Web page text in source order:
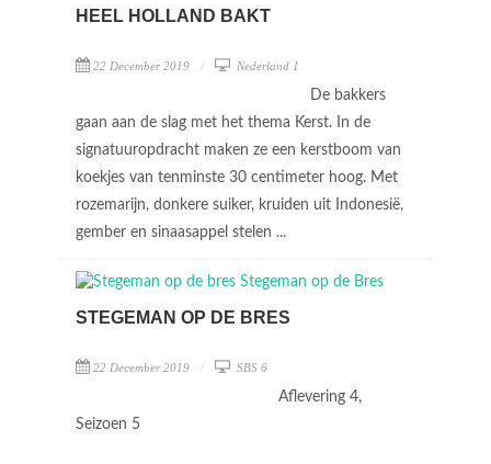
HEEL HOLLAND BAKT
22 December 2019 Nederland 1
De bakkers
gaan aan de slag met het thema Kerst. In de
signatuuropdracht maken ze een kerstboom van
koekjes van tenminste 30 centimeter hoog. Met
rozemarijn, donkere suiker, kruiden uit Indonesië,
gember en sinaasappel stelen ...
STEGEMAN OP DE BRES
22 December 2019 SBS 6
Aflevering 4,
Seizoen 5